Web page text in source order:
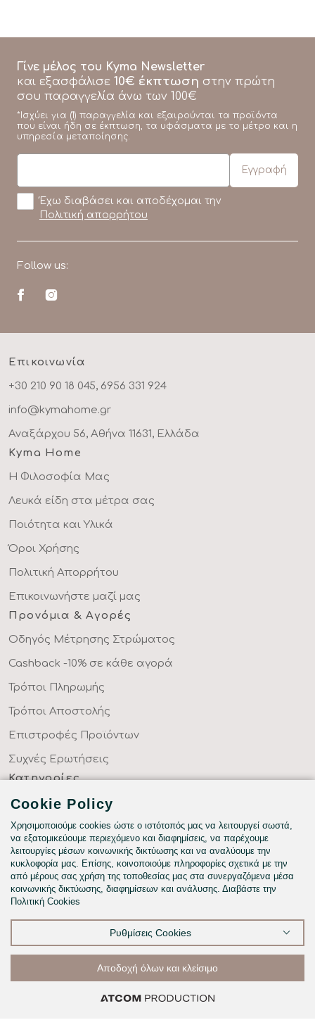
Γίνε μέλος του Kyma Newsletter
και εξασφάλισε 10€ έκπτωση στην πρώτη
σου παραγγελία άνω των 100€
*Ισχύει για (1) παραγγελία και εξαιρούνται τα προϊόντα
που είναι ήδη σε έκπτωση, τα υφάσματα με το μέτρο και η
υπηρεσία μεταποίησης.
Έχω διαβάσει και αποδέχομαι την
Πολιτική απορρήτου
Follow us:
Επικοινωνία
+30 210 90 18 045, 6956 331 924
info@kymahome.gr
Αναξάρχου 56, Αθήνα 11631, Ελλάδα
Kyma Home
Η Φιλοσοφία Μας
Λευκά είδη στα μέτρα σας
Ποιότητα και Υλικά
Όροι Χρήσης
Πολιτική Απορρήτου
Επικοινωνήστε μαζί μας
Προνόμια & Αγορές
Οδηγός Μέτρησης Στρώματος
Cashback -10% σε κάθε αγορά
Τρόποι Πληρωμής
Τρόποι Αποστολής
Επιστροφές Προϊόντων
Συχνές Ερωτήσεις
Κατηγορίες
ΣΕΝΤΟΝΙΑ ΣΤΑ ΜΕΤΡΑ ΣΑΣ
ΥΦΑΣΜΑΤΑ ΜΕ ΤΟ ΜΕΤΡΟ
ΥΠΝΟΔΩΜΑΤΙΟ
HOTEL & BNB
ΠΑΙΔΙΚΟ - ΕΦΗΒΙΚΟ
Cookie Policy
Χρησιμοποιούμε cookies ώστε ο ιστότοπός μας να λειτουργεί σωστά,
να εξατομικεύουμε περιεχόμενο και διαφημίσεις, να παρέχουμε
λειτουργίες μέσων κοινωνικής δικτύωσης και να αναλύουμε την
κυκλοφορία μας. Επίσης, κοινοποιούμε πληροφορίες σχετικά με την
από μέρους σας χρήση της τοποθεσίας μας στα συνεργαζόμενα μέσα
κοινωνικής δικτύωσης, διαφημίσεων και ανάλυσης. Διαβάστε την
Πολιτική Cookies
Ρυθμίσεις Cookies
Αποδοχή όλων και κλείσιμο